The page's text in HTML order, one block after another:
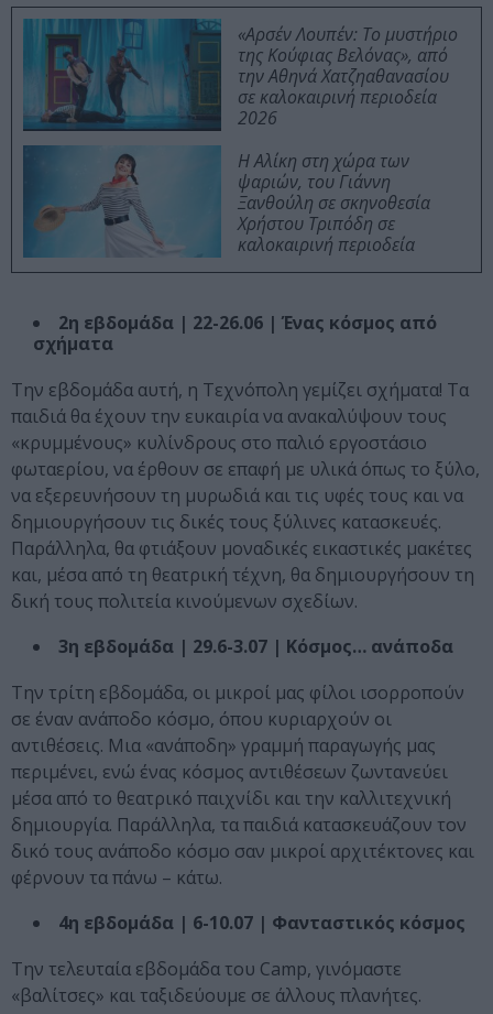
«Αρσέν Λουπέν: Το μυστήριο
της Κούφιας Βελόνας», από
την Αθηνά Χατζηαθανασίου
σε καλοκαιρινή περιοδεία
2026
Η Αλίκη στη χώρα των
ψαριών, του Γιάννη
Ξανθούλη σε σκηνοθεσία
Χρήστου Τριπόδη σε
καλοκαιρινή περιοδεία
2η εβδομάδα | 22-26.06 | Ένας κόσμος από
σχήματα
Την εβδομάδα αυτή, η Τεχνόπολη γεμίζει σχήματα! Τα
παιδιά θα έχουν την ευκαιρία να ανακαλύψουν τους
«κρυμμένους» κυλίνδρους στο παλιό εργοστάσιο
φωταερίου, να έρθουν σε επαφή με υλικά όπως το ξύλο,
να εξερευνήσουν τη μυρωδιά και τις υφές τους και να
δημιουργήσουν τις δικές τους ξύλινες κατασκευές.
Παράλληλα, θα φτιάξουν μοναδικές εικαστικές μακέτες
και, μέσα από τη θεατρική τέχνη, θα δημιουργήσουν τη
δική τους πολιτεία κινούμενων σχεδίων.
3η εβδομάδα | 29.6-3.07 | Κόσμος… ανάποδα
Την τρίτη εβδομάδα, οι μικροί μας φίλοι ισορροπούν
σε έναν ανάποδο κόσμο, όπου κυριαρχούν οι
αντιθέσεις. Μια «ανάποδη» γραμμή παραγωγής μας
περιμένει, ενώ ένας κόσμος αντιθέσεων ζωντανεύει
μέσα από το θεατρικό παιχνίδι και την καλλιτεχνική
δημιουργία. Παράλληλα, τα παιδιά κατασκευάζουν τον
δικό τους ανάποδο κόσμο σαν μικροί αρχιτέκτονες και
φέρνουν τα πάνω – κάτω.
4η εβδομάδα | 6-10.07 | Φανταστικός κόσμος
Την τελευταία εβδομάδα του Camp, γινόμαστε
«βαλίτσες» και ταξιδεύουμε σε άλλους πλανήτες.